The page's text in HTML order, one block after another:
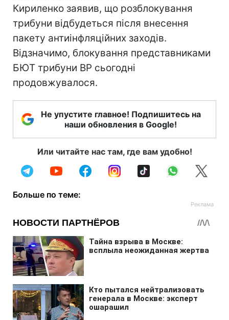
Кириленко заявив, що розблокування
трибуни відбудеться після внесення
пакету антиінфляційних заходів.
Відзначимо, блокування представниками
БЮТ трибуни ВР сьогодні
продовжувалося.
Не упустите главное! Подпишитесь на
наши обновления в Google!
Или читайте нас там, где вам удобно!
Больше по теме: